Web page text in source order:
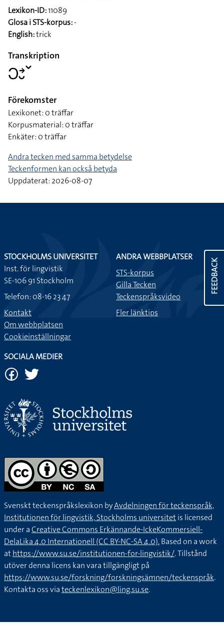
Lexikon-ID:11089
Glosa i STS-korpus:-
English:trick
Transkription
􌥋􌥔􌤷􌥧
Förekomster
Lexikonet: 0 träffar
Korpusmaterial: 0 träffar
Enkäter: 0 träffar
Andra tecken med samma betydelse
Teckenformen kan också betyda
Uppdaterat: 2026-08-07
FEEDBACK
STOCKHOLMS UNIVERSITET
Inst. för lingvistik
SE-106 91 Stockholm
Telefon: 08-16 23 47
Kontakt
Om webbplatsen
Cookieinställningar
ANDRA WEBBPLATSER
STS-korpus
Gilla Tecken
Teckenspråksvideo
Fler länktips
SOCIALA MEDIER
Svenskt teckenspråkslexikon byAvdelningen för teckenspråk,
Institutionen för lingvistik, Stockholms universitetis licensed
under aCreative Commons Erkännande-IckeKommersiell-
DelaLika 4.0 Internationell (CC BY-NC-SA 4.0).Based on a work
athttps://www.su.se/institutionen-for-lingvistik/. Tillstånd
utöver denna licens kan vara tillgängligt på
https://www.su.se/forskning/forskningsämnen/teckenspråk.
Kontakta oss viateckenlexikon@ling.su.se.